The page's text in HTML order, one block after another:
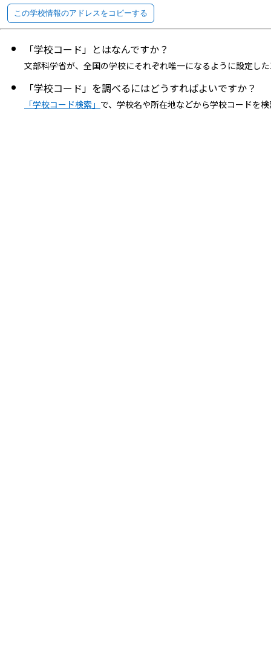
この学校情報のアドレスをコピーする
「学校コード」とはなんですか？
文部科学省が、全国の学校にそれぞれ唯一になるように設定し
「学校コード」を調べるにはどうすればよいですか？
「学校コード検索」 で、学校名や所在地などから学校コードを